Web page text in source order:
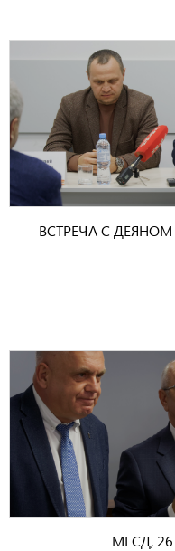
ВСТРЕЧА С ДЕЯНОМ
МГСД, 26